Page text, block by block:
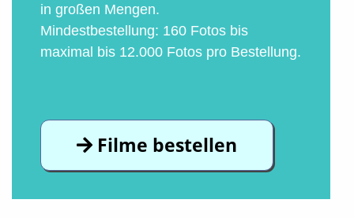
in großen Mengen.
Mindestbestellung: 160 Fotos bis
maximal bis 12.000 Fotos pro Bestellung.
Filme bestellen